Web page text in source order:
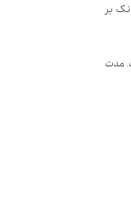
۱۸٪ تا ۲۳٪ همراه است. بانک بر
مدت